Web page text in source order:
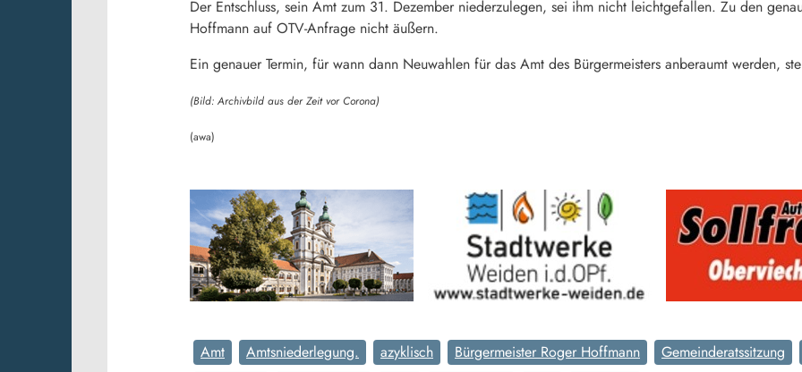
Der Entschluss, sein Amt zum 31. Dezember niederzulegen, sei ihm nicht leichtgefallen. Zu den
Hoffmann auf OTV-Anfrage nicht äußern.
Ein genauer Termin, für wann dann Neuwahlen für das Amt des Bürgermeisters anberaumt werden,
(Bild: Archivbild aus der Zeit vor Corona)
(awa)
Amt Amtsniederlegung. azyklisch Bürgermeister Roger Hoffmann
Gemeinderatssitzung